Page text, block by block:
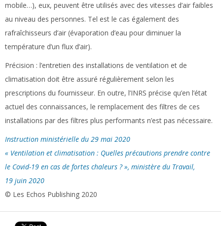
mobile…), eux, peuvent être utilisés avec des vitesses d’air faibles
au niveau des personnes. Tel est le cas également des
rafraîchisseurs d’air (évaporation d’eau pour diminuer la
température d’un flux d’air).
Précision : l’entretien des installations de ventilation et de
climatisation doit être assuré régulièrement selon les
prescriptions du fournisseur. En outre, l’INRS précise qu’en l’état
actuel des connaissances, le remplacement des filtres de ces
installations par des filtres plus performants n’est pas nécessaire.
Instruction ministérielle du 29 mai 2020
« Ventilation et climatisation : Quelles précautions prendre contre
le Covid-19 en cas de fortes chaleurs ? », ministère du Travail,
19 juin 2020
© Les Echos Publishing 2020